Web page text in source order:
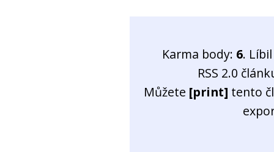
Karma body: 6.
RSS 2.0
Můžete [print] tento